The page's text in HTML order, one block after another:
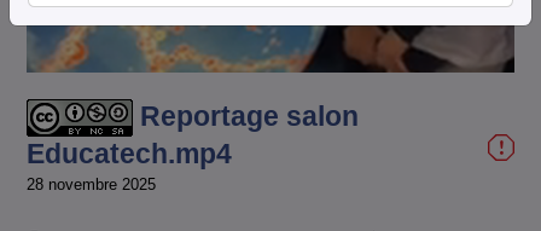
la
vidéo
Reportage salon
Educatech.mp4
28 novembre 2025